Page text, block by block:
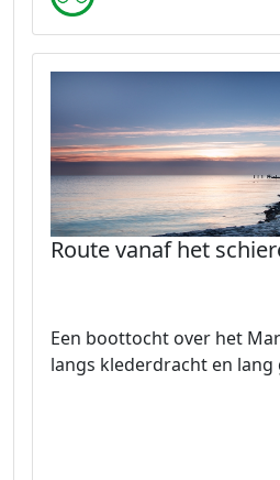
Route vanaf het
Een boottocht over het
langs klederdracht en lang